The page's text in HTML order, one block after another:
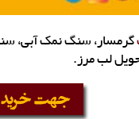
گرمسار، سنگ نمک آبی،